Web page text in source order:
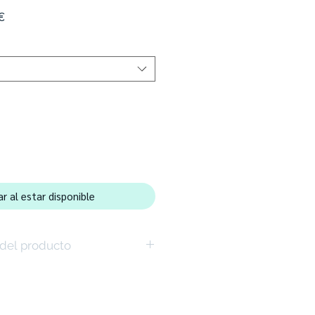
Precio
al estar disponible
producto
de fácil cuidado